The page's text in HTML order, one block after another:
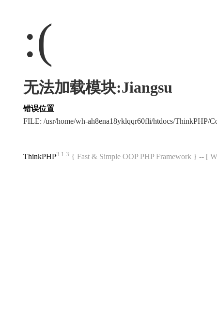
:(
无法加载模块:Jiangsu
错误位置
FILE: /usr/home/wh-ah8ena18yklqqr60fli/htdocs/
ThinkPHP3.1.3 { Fast & Simple OOP PHP Framework } -- [